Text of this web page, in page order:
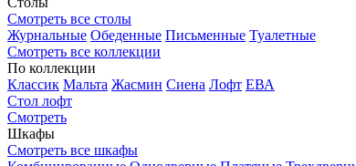
Смотреть все столы
Журнальные Обеденные Письменные Туалетные
Смотреть все коллекции
По коллекции
Классик Мальта Жасмин Сиена Лофт ЕВА
Стол лофт
Смотреть
Шкафы
Смотреть все шкафы